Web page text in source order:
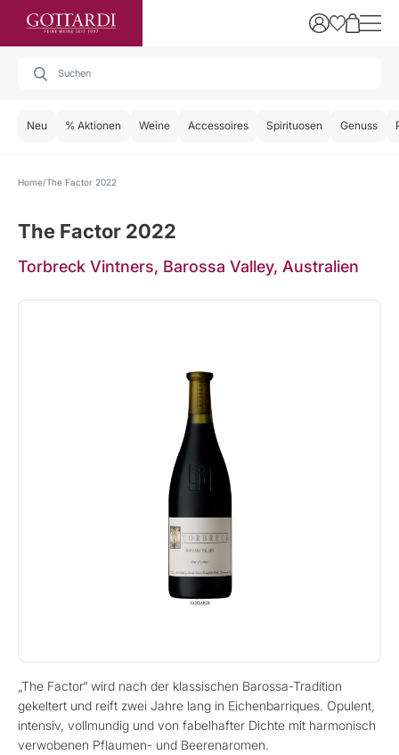
Neu % Aktionen Weine Accessoires Spirituosen Genuss
Home The Factor 2022
The Factor 2022
Torbreck Vintners, Barossa Valley, Australien
„The Factor“ wird nach der klassischen Barossa-Tradition
gekeltert und reift zwei Jahre lang in Eichenbarriques. Opulent,
intensiv, vollmundig und von fabelhafter Dichte mit harmonisch
verwobenen Pflaumen- und Beerenaromen.